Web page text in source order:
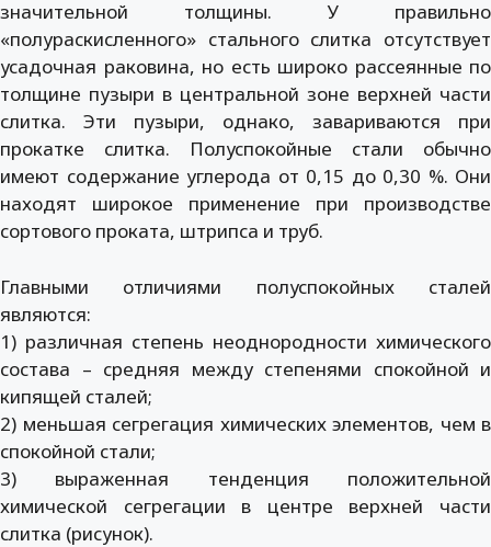
значительной толщины. У правильно
«полураскисленного» стального слитка отсутствует
усадочная раковина, но есть широко рассеянные по
толщине пузыри в центральной зоне верхней части
слитка. Эти пузыри, однако, завариваются при
прокатке слитка. Полуспокойные стали обычно
имеют содержание углерода от 0,15 до 0,30 %. Они
находят широкое применение при производстве
сортового проката, штрипса и труб.
Главными отличиями полуспокойных сталей
являются:
1) различная степень неоднородности химического
состава – средняя между степенями спокойной и
кипящей сталей;
2) меньшая сегрегация химических элементов, чем в
спокойной стали;
3) выраженная тенденция положительной
химической сегрегации в центре верхней части
слитка (рисунок).